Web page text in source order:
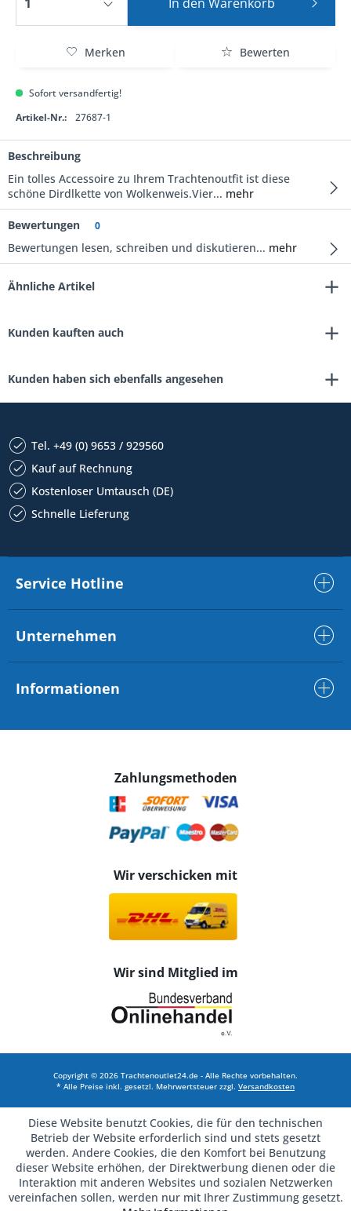
Merken Bewerten
Sofort versandfertig!
Artikel-Nr.:
27687-1
Beschreibung
Ein tolles Accessoire zu Ihrem Trachtenoutfit ist diese
schöne Dirdlkette von Wolkenweis.Vier... mehr
Bewertungen 0
Bewertungen lesen, schreiben und diskutieren... mehr
Ähnliche Artikel
Kunden kauften auch
Kunden haben sich ebenfalls angesehen
Tel. +49 (0) 9653 / 929560
Kauf auf Rechnung
Kostenloser Umtausch (DE)
Schnelle Lieferung
Service Hotline
Unternehmen
Informationen
Zahlungsmethoden
Wir verschicken mit
Wir sind Mitglied im
Copyright © 2026 Trachtenoutlet24.de - Alle Rechte vorbehalten.
* Alle Preise inkl. gesetzl. Mehrwertsteuer zzgl. Versandkosten
Diese Website benutzt Cookies, die für den technischen
Betrieb der Website erforderlich sind und stets gesetzt
werden. Andere Cookies, die den Komfort bei Benutzung
dieser Website erhöhen, der Direktwerbung dienen oder die
Interaktion mit anderen Websites und sozialen Netzwerken
vereinfachen sollen, werden nur mit Ihrer Zustimmung gesetzt.